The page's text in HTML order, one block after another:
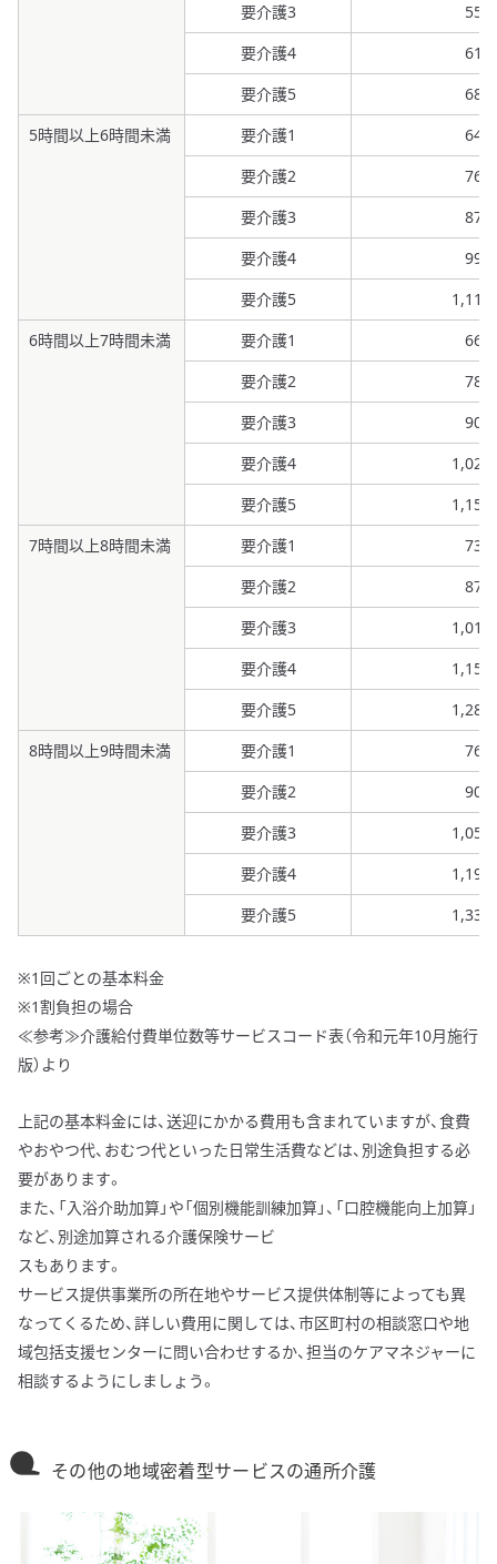
要介護3
555
要介護4
617
要介護5
682
5時間以上6時間未満
要介護1
645
要介護2
761
要介護3
879
要介護4
995
要介護5
1,113
6時間以上7時間未満
要介護1
666
要介護2
786
要介護3
908
要介護4
1,029
要介護5
1,150
7時間以上8時間未満
要介護1
739
要介護2
873
要介護3
1,012
要介護4
1,150
要介護5
1,288
8時間以上9時間未満
要介護1
768
要介護2
908
要介護3
1,052
要介護4
1,197
要介護5
1,339
※1回ごとの基本料金
※1割負担の場合
≪参考≫介護給付費単位数等サービスコード表（令和元年10月施行
版）より
上記の基本料金には、送迎にかかる費用も含まれていますが、食費
やおやつ代、おむつ代といった日常生活費などは、別途負担する必
要があります。
また、「入浴介助加算」や「個別機能訓練加算」、「口腔機能向上加算」
など、別途加算される介護保険サービ
スもあります。
サービス提供事業所の所在地やサービス提供体制等によっても異
なってくるため、詳しい費用に関しては、市区町村の相談窓口や地
域包括支援センターに問い合わせするか、担当のケアマネジャーに
相談するようにしましょう。
その他の地域密着型サービスの通所介護